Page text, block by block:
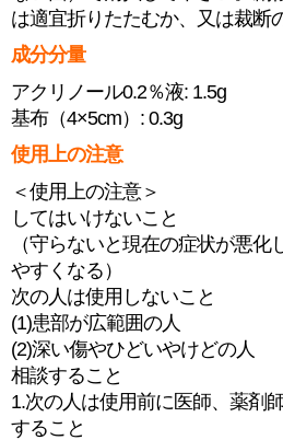
は適宜折りたたむか、又は裁断
成分分量
アクリノール0.2％液: 1.5g
基布（4×5cm）: 0.3g
使用上の注意
＜使用上の注意＞
してはいけないこと
（守らないと現在の症状が悪化
やすくなる）
次の人は使用しないこと
(1)患部が広範囲の人
(2)深い傷やひどいやけどの人
相談すること
1.次の人は使用前に医師、薬剤
すること